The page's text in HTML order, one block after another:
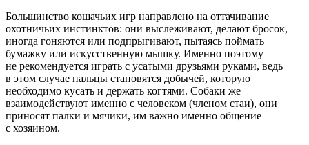
Большинство кошачьих игр направлено на оттачивание
охотничьих инстинктов: они выслеживают, делают бросок,
иногда гоняются или подпрыгивают, пытаясь поймать
бумажку или искусственную мышку. Именно поэтому
не рекомендуется играть с усатыми друзьями руками, ведь
в этом случае пальцы становятся добычей, которую
необходимо кусать и держать когтями. Собаки же
взаимодействуют именно с человеком (членом стаи), они
приносят палки и мячики, им важно именно общение
с хозяином.